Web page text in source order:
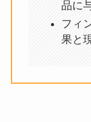
品に
フィ
果と